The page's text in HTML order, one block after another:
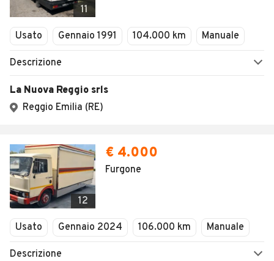
11
Usato Gennaio 1991 104.000 km Manuale
Descrizione
La Nuova Reggio srls
Reggio Emilia (RE)
12
€ 4.000
Furgone
Usato Gennaio 2024 106.000 km Manuale
Descrizione